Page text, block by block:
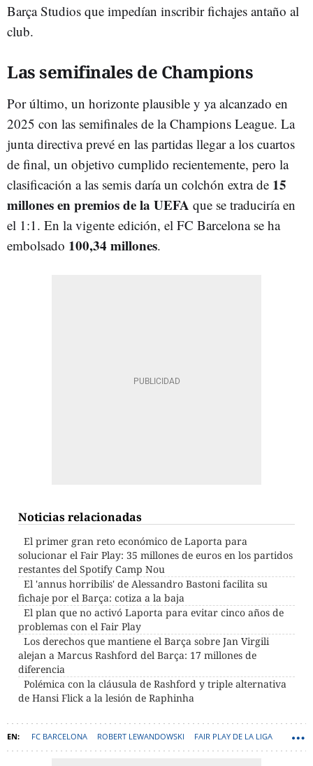
Barça Studios que impedían inscribir fichajes antaño al
club.
Las semifinales de Champions
Por último, un horizonte plausible y ya alcanzado en
2025 con las semifinales de la Champions League. La
junta directiva prevé en las partidas llegar a los cuartos
de final, un objetivo cumplido recientemente, pero la
clasificación a las semis daría un colchón extra de 15
millones en premios de la UEFA que se traduciría en
el 1:1. En la vigente edición, el FC Barcelona se ha
embolsado 100,34 millones.
Noticias relacionadas
El primer gran reto económico de Laporta para
solucionar el Fair Play: 35 millones de euros en los partidos
restantes del Spotify Camp Nou
El 'annus horribilis' de Alessandro Bastoni facilita su
fichaje por el Barça: cotiza a la baja
El plan que no activó Laporta para evitar cinco años de
problemas con el Fair Play
Los derechos que mantiene el Barça sobre Jan Virgili
alejan a Marcus Rashford del Barça: 17 millones de
diferencia
Polémica con la cláusula de Rashford y triple alternativa
de Hansi Flick a la lesión de Raphinha
FC BARCELONA ROBERT LEWANDOWSKI FAIR PLAY DE LA LIGA